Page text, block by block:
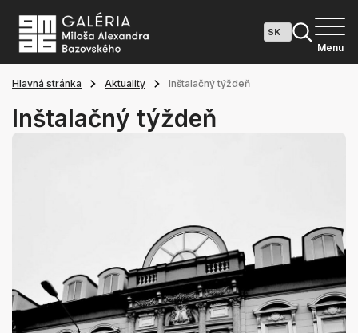
Menu
Hlavná stránka Aktuality Inštalačný týždeň
Inštalačný týždeň